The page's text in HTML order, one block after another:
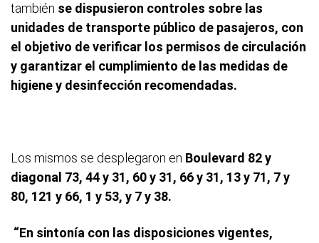
también se dispusieron controles sobre las
unidades de transporte público de pasajeros, con
el objetivo de verificar los permisos de circulación
y garantizar el cumplimiento de las medidas de
higiene y desinfección recomendadas.
Los mismos se desplegaron en Boulevard 82 y
diagonal 73, 44 y 31, 60 y 31, 66 y 31, 13 y 71, 7 y
80, 121 y 66, 1 y 53, y 7 y 38.
“En sintonía con las disposiciones vigentes,